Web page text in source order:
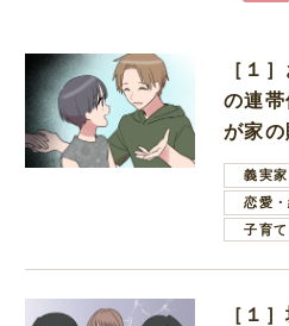
［１
の連
が家
しい
義実
恋愛
子育て
［１